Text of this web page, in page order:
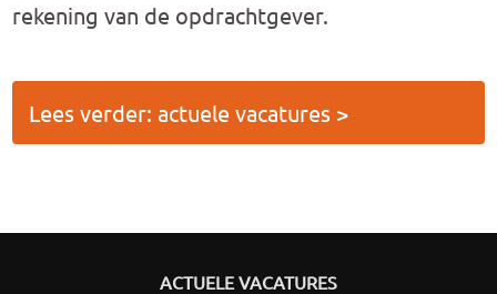
rekening van de opdrachtgever.
Lees verder: actuele vacatures >
ACTUELE VACATURES